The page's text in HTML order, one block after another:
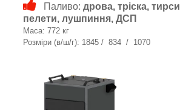
Паливо: дрова, тріска,
пелети, лушпиння, ДСП
Маса: 772 кг
Розміри (в/ш/г): 1845 / 834 / 1070